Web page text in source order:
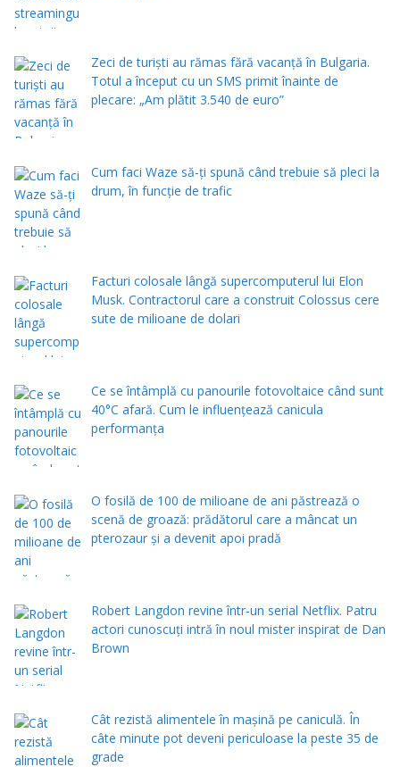
Zeci de turiști au rămas fără vacanță în Bulgaria.
Totul a început cu un SMS primit înainte de
plecare: „Am plătit 3.540 de euro”
Cum faci Waze să-ți spună când trebuie să pleci la
drum, în funcție de trafic
Facturi colosale lângă supercomputerul lui Elon
Musk. Contractorul care a construit Colossus cere
sute de milioane de dolari
Ce se întâmplă cu panourile fotovoltaice când sunt
40°C afară. Cum le influențează canicula
performanța
O fosilă de 100 de milioane de ani păstrează o
scenă de groază: prădătorul care a mâncat un
pterozaur și a devenit apoi pradă
Robert Langdon revine într-un serial Netflix. Patru
actori cunoscuți intră în noul mister inspirat de Dan
Brown
Cât rezistă alimentele în mașină pe caniculă. În
câte minute pot deveni periculoase la peste 35 de
grade